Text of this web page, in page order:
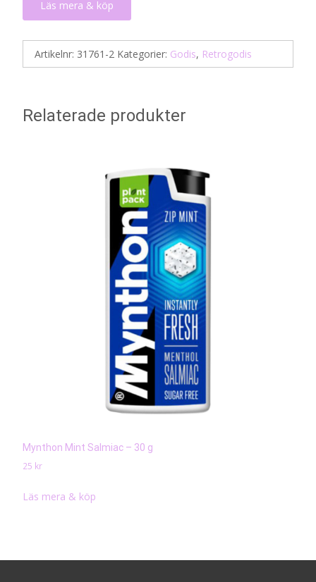
Läs mera & köp
Artikelnr: 31761-2 Kategorier: Godis, Retrogodis
Relaterade produkter
Mynthon Mint Salmiac – 30 g
25 kr
Läs mera & köp